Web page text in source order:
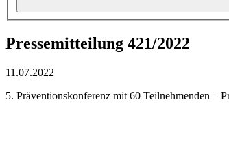
Pressemitteilung 421/2022
11.07.2022
5. Präventionskonferenz mit 60 Teilnehmenden –